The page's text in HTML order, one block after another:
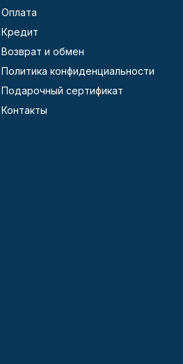
Оплата
Кредит
Возврат и обмен
Политика конфиденциальности
Подарочный сертификат
Контакты